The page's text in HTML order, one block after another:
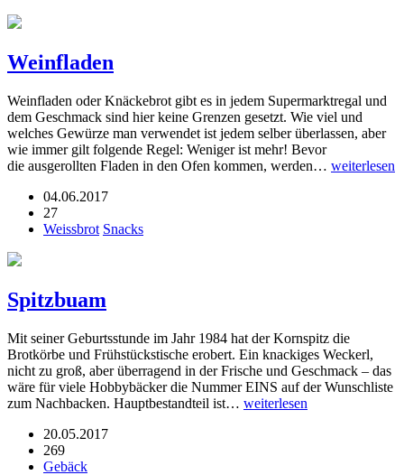
Weinfladen
Weinfladen oder Knäckebrot gibt es in jedem Supermarktregal und
dem Geschmack sind hier keine Grenzen gesetzt. Wie viel und
welches Gewürze man verwendet ist jedem selber überlassen, aber
wie immer gilt folgende Regel: Weniger ist mehr! Bevor
die ausgerollten Fladen in den Ofen kommen, werden… weiterlesen
04.06.2017
27
Weissbrot Snacks
Spitzbuam
Mit seiner Geburtsstunde im Jahr 1984 hat der Kornspitz die
Brotkörbe und Frühstückstische erobert. Ein knackiges Weckerl,
nicht zu groß, aber überragend in der Frische und Geschmack – das
wäre für viele Hobbybäcker die Nummer EINS auf der Wunschliste
zum Nachbacken. Hauptbestandteil ist… weiterlesen
20.05.2017
269
Gebäck